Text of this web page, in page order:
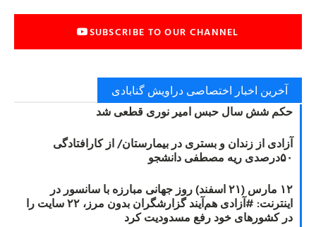
SUBSCRIBE TO OUR CHANNEL
آخرین اخبار اختصاصی دراویش گنابادی
حکم شش سال حبس امیر نوری قطعی شد
آزادی از زندان و بستری در بیمارستان/ از کارافتادگی
۵۰درصدی ریه مصطفی دانشجو
۱۲ مارس (۲۱ اسفند) روز جهانی مبارزه با سانسور در
اینترنت: #آزادی هم‌آیند گزارشگران‌ بدون مرز، ۲۲ سایت را
در کشورهای خود رفع مسدودیت کرد